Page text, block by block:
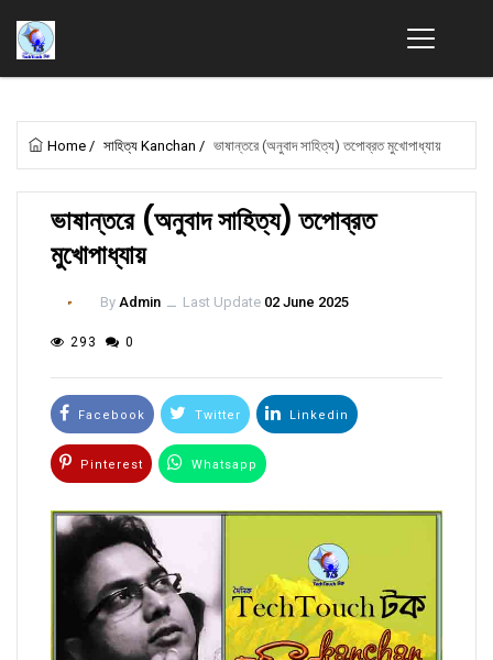
Home / সাহিত্য Kanchan / ভাষান্তরে (অনুবাদ সাহিত্য) তপোব্রত মুখোপাধ্যায়
ভাষান্তরে (অনুবাদ সাহিত্য) তপোব্রত
মুখোপাধ্যায়
By Admin ــ Last Update 02 June 2025
293 0
Facebook Twitter Linkedin
Pinterest Whatsapp